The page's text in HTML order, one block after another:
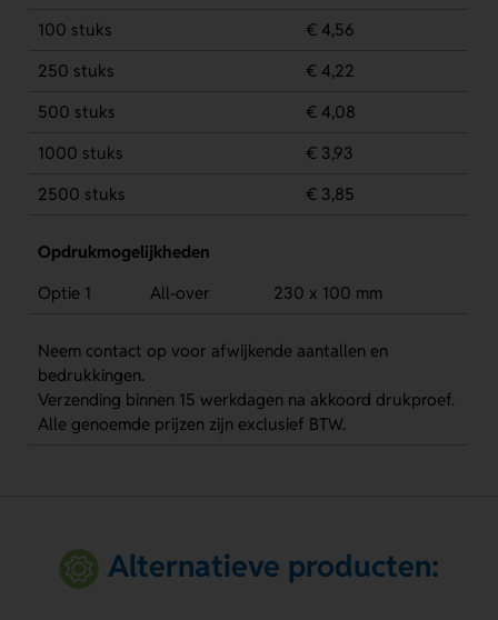
100 stuks
€ 4,56
250 stuks
€ 4,22
500 stuks
€ 4,08
1000 stuks
€ 3,93
2500 stuks
€ 3,85
Opdrukmogelijkheden
Optie 1
All-over 230 x 100 mm
Neem contact op voor afwijkende aantallen en
bedrukkingen.
Verzending binnen 15 werkdagen na akkoord drukproef.
Alle genoemde prijzen zijn exclusief BTW.
Alternatieve producten: